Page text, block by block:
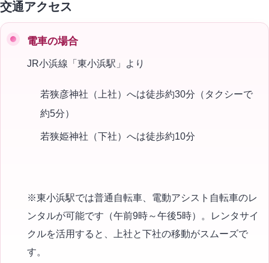
交通アクセス
電車の場合
JR小浜線「東小浜駅」より
若狭彦神社（上社）へは徒歩約30分（タクシーで
約5分）
若狭姫神社（下社）へは徒歩約10分
※東小浜駅では普通自転車、電動アシスト自転車のレ
ンタルが可能です（午前9時～午後5時）。レンタサイ
クルを活用すると、上社と下社の移動がスムーズで
す。